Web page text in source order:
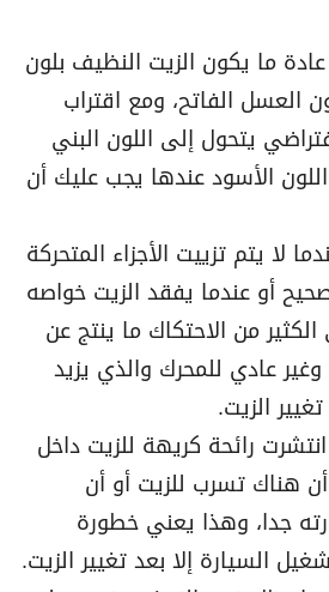
ما يكون الزيت النظيف بلون
العسل الفاتح، ومع اقتراب
يتحول إلى اللون البني
الأسود عندها يجب عليك أن
لا يتم تزييت الأجزاء المتحركة
أو عندما يفقد الزيت خواصه
من الاحتكاك ما ينتج عن
عادي للمحرك والذي يزيد
الزيت.
انتشرت رائحة كريهة للزيت داخل
أن هناك تسرب للزيت أو أن
جدا، وهذا يعني خطورة
السيارة إلا بعد تغيير الزيت.